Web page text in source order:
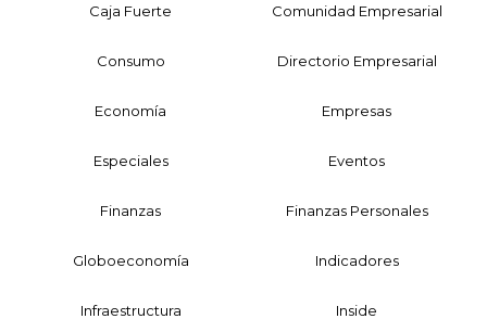
Caja Fuerte Comunidad Empresarial
Consumo Directorio Empresarial
Economía Empresas
Especiales Eventos
Finanzas Finanzas Personales
Globoeconomía Indicadores
Infraestructura Inside